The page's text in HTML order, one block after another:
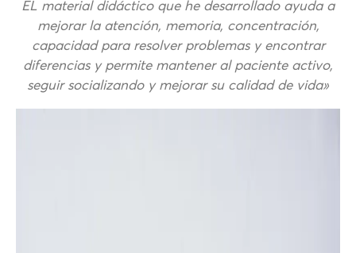
EL material didáctico que he desarrollado ayuda a
mejorar la atención, memoria, concentración,
capacidad para resolver problemas y encontrar
diferencias y permite mantener al paciente activo,
seguir socializando y mejorar su calidad de vida»